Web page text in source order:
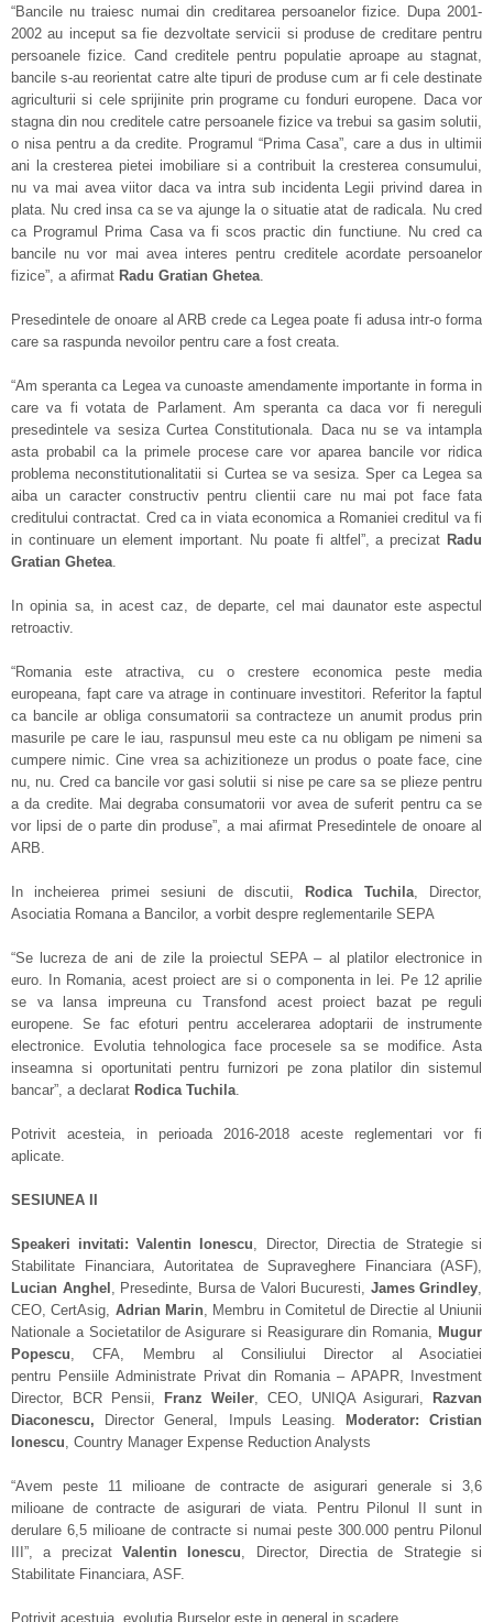
“Bancile nu traiesc numai din creditarea persoanelor fizice. Dupa 2001-
2002 au inceput sa fie dezvoltate servicii si produse de creditare pentru
persoanele fizice. Cand creditele pentru populatie aproape au stagnat,
bancile s-au reorientat catre alte tipuri de produse cum ar fi cele destinate
agriculturii si cele sprijinite prin programe cu fonduri europene. Daca vor
stagna din nou creditele catre persoanele fizice va trebui sa gasim solutii,
o nisa pentru a da credite. Programul “Prima Casa”, care a dus in ultimii
ani la cresterea pietei imobiliare si a contribuit la cresterea consumului,
nu va mai avea viitor daca va intra sub incidenta Legii privind darea in
plata. Nu cred insa ca se va ajunge la o situatie atat de radicala. Nu cred
ca Programul Prima Casa va fi scos practic din functiune. Nu cred ca
bancile nu vor mai avea interes pentru creditele acordate persoanelor
fizice”, a afirmat Radu Gratian Ghetea.
Presedintele de onoare al ARB crede ca Legea poate fi adusa intr-o forma
care sa raspunda nevoilor pentru care a fost creata.
“Am speranta ca Legea va cunoaste amendamente importante in forma in
care va fi votata de Parlament. Am speranta ca daca vor fi nereguli
presedintele va sesiza Curtea Constitutionala. Daca nu se va intampla
asta probabil ca la primele procese care vor aparea bancile vor ridica
problema neconstitutionalitatii si Curtea se va sesiza. Sper ca Legea sa
aiba un caracter constructiv pentru clientii care nu mai pot face fata
creditului contractat. Cred ca in viata economica a Romaniei creditul va fi
in continuare un element important. Nu poate fi altfel”, a precizat Radu
Gratian Ghetea.
In opinia sa, in acest caz, de departe, cel mai daunator este aspectul
retroactiv.
“Romania este atractiva, cu o crestere economica peste media
europeana, fapt care va atrage in continuare investitori. Referitor la faptul
ca bancile ar obliga consumatorii sa contracteze un anumit produs prin
masurile pe care le iau, raspunsul meu este ca nu obligam pe nimeni sa
cumpere nimic. Cine vrea sa achizitioneze un produs o poate face, cine
nu, nu. Cred ca bancile vor gasi solutii si nise pe care sa se plieze pentru
a da credite. Mai degraba consumatorii vor avea de suferit pentru ca se
vor lipsi de o parte din produse”, a mai afirmat Presedintele de onoare al
ARB.
In incheierea primei sesiuni de discutii, Rodica Tuchila, Director,
Asociatia Romana a Bancilor, a vorbit despre reglementarile SEPA
“Se lucreza de ani de zile la proiectul SEPA – al platilor electronice in
euro. In Romania, acest proiect are si o componenta in lei. Pe 12 aprilie
se va lansa impreuna cu Transfond acest proiect bazat pe reguli
europene. Se fac efoturi pentru accelerarea adoptarii de instrumente
electronice. Evolutia tehnologica face procesele sa se modifice. Asta
inseamna si oportunitati pentru furnizori pe zona platilor din sistemul
bancar”, a declarat Rodica Tuchila.
Potrivit acesteia, in perioada 2016-2018 aceste reglementari vor fi
aplicate.
SESIUNEA II
Speakeri invitati: Valentin Ionescu, Director, Directia de Strategie si
Stabilitate Financiara, Autoritatea de Supraveghere Financiara (ASF),
Lucian Anghel , Presedinte, Bursa de Valori Bucuresti, James Grindley,
CEO, CertAsig, Adrian Marin, Membru in Comitetul de Directie al Uniunii
Nationale a Societatilor de Asigurare si Reasigurare din Romania, Mugur
Popescu, CFA, Membru al Consiliului Director al Asociatiei
pentru Pensiile Administrate Privat din Romania – APAPR, Investment
Director, BCR Pensii,
Franz Weiler, CEO, UNIQA Asigurari,
Razvan
Diaconescu, Director General, Impuls Leasing.
Moderator: Cristian
Ionescu, Country Manager Expense Reduction Analysts
“Avem peste 11 milioane de contracte de asigurari generale si 3,6
milioane de contracte de asigurari de viata. Pentru Pilonul II sunt in
derulare 6,5 milioane de contracte si numai peste 300.000 pentru Pilonul
III”, a precizat Valentin Ionescu, Director, Directia de Strategie si
Stabilitate Financiara, ASF.
Potrivit acestuia, evolutia Burselor este in general in scadere.